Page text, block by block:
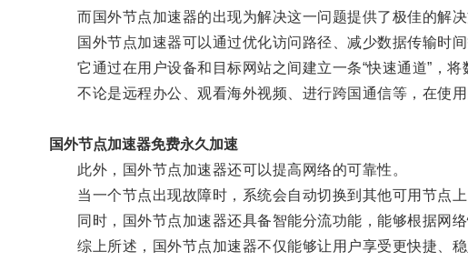
而国外节点加速器的出现为解决这一问题提供了极佳的解决
国外节点加速器可以通过优化访问路径、减少数据传输时间
它通过在用户设备和目标网站之间建立一条“快速通道”，将
不论是远程办公、观看海外视频、进行跨国通信等，在使用
国外节点加速器免费永久加速
此外，国外节点加速器还可以提高网络的可靠性。
当一个节点出现故障时，系统会自动切换到其他可用节点上
同时，国外节点加速器还具备智能分流功能，能够根据网络
综上所述，国外节点加速器不仅能够让用户享受更快捷、稳